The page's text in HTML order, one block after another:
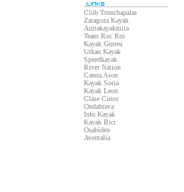
Club Tronchapalas
Zaragoza Kayak
Anitakayakmita
Team Roc Roi
Kayak Gurrea
Urkan Kayak
Speedkayak
River Nation
Canoa Ason
Kayak Soria
Kayak Leon
Clase Cinco
Ondabrava
Info Kayak
Kayak Bici
Osabidea
Aventalia